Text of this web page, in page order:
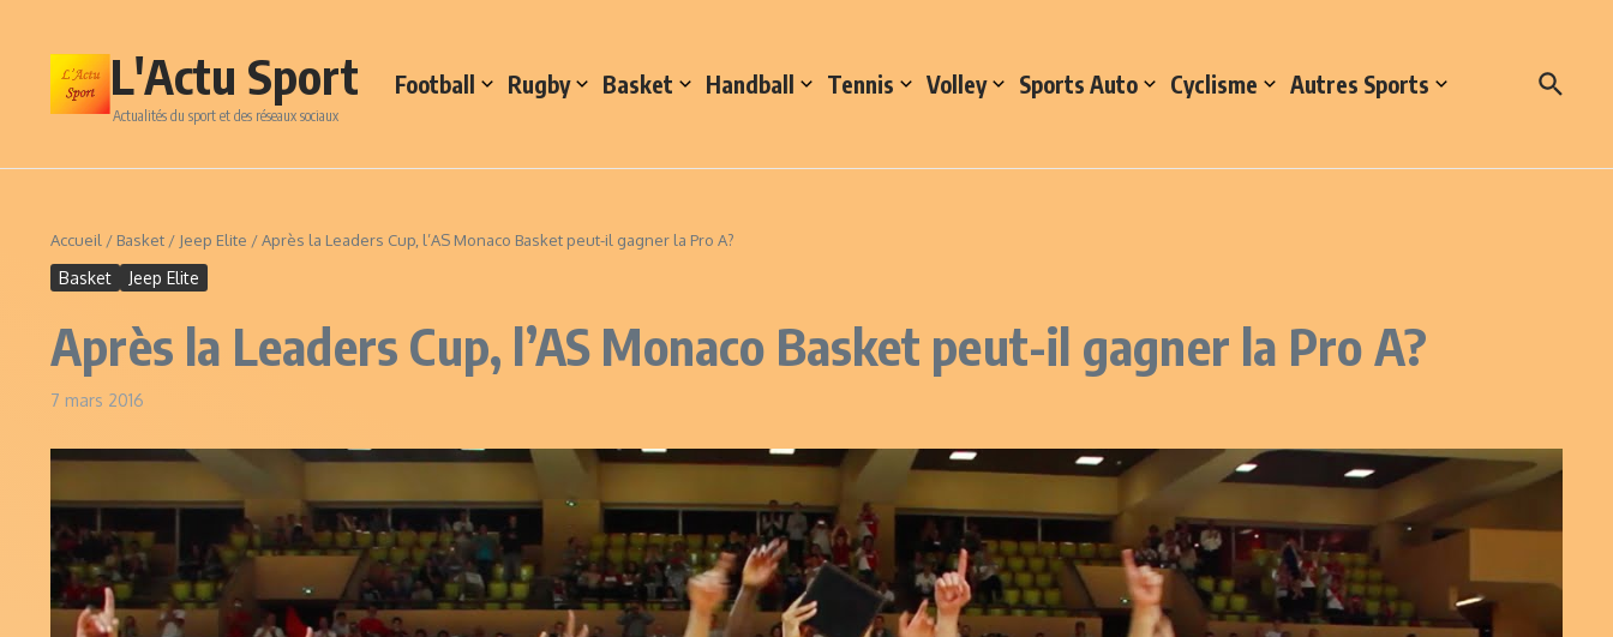
L'Actu Sport
Actualités du sport et des réseaux sociaux
Football Rugby Basket Handball Tennis Volley Sports Auto Cyclisme Autres Sports
Accueil / Basket / Jeep Elite /Après la Leaders Cup, l’AS Monaco Basket peut-il gagner la Pro A?
Basket Jeep Elite
Après la Leaders Cup, l’AS Monaco Basket peut-il gagner la Pro A?
7 mars 2016